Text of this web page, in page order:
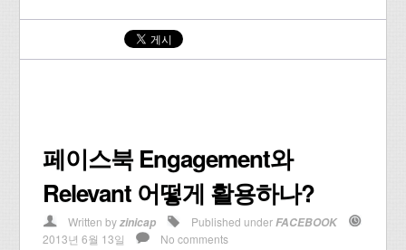
페이스북 Engagement와
Relevant 어떻게 활용하나?
Written byzinicap Published underFACEBOOK
2013년 6월 13일
No comments